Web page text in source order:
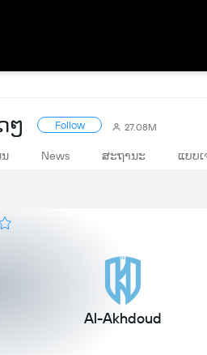
ໆ Follow 27.08M
News ສະຖານະ ແບບເ
Al-Akhdoud